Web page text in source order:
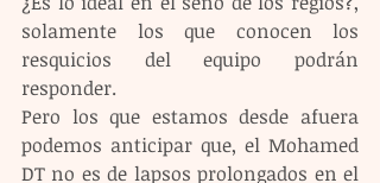
solamente los que conocen los
resquicios del equipo podrán
responder.
Pero los que estamos desde afuera
podemos anticipar que, el Mohamed
DT no es de lapsos prolongados en el